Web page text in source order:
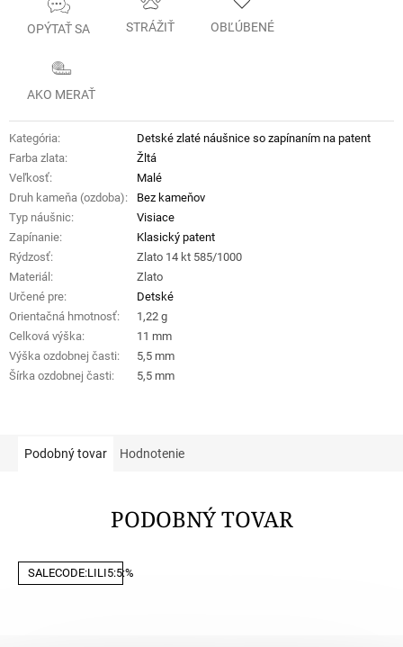
OPÝTAŤ SA STRÁŽIŤ OBĽÚBENÉ
AKO MERAŤ
Kategória:
Detské zlaté náušnice so zapínaním na patent
Farba zlata:
Žltá
Veľkosť:
Malé
Druh kameňa (ozdoba):
Bez kameňov
Typ náušnic:
Visiace
Zapínanie:
Klasický patent
Rýdzosť:
Zlato 14 kt 585/1000
Materiál :
Zlato
Určené pre:
Detské
Orientačná hmotnosť:
1,22 g
Celková výška:
11 mm
Výška ozdobnej časti:
5,5 mm
Šírka ozdobnej časti: 5,5 mm
Podobný tovar Hodnotenie
PODOBNÝ TOVAR
SALECODE:LILI5:5:%